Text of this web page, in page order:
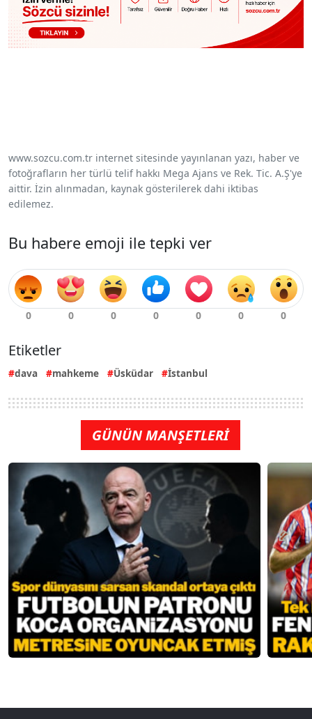
www.sozcu.com.tr internet sitesinde yayınlanan yazı, haber ve
fotoğrafların her türlü telif hakkı Mega Ajans ve Rek. Tic. A.Ş'ye
aittir. İzin alınmadan, kaynak gösterilerek dahi iktibas
edilemez.
Bu habere emoji ile tepki ver
Etiketler
dava mahkeme Üsküdar İstanbul
GÜNÜN MANŞETLERİ